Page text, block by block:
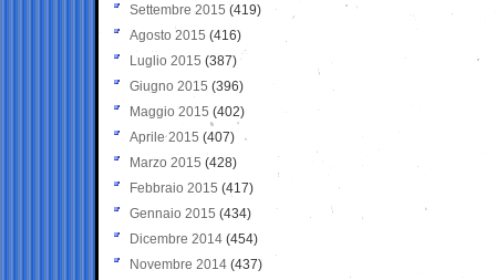
Settembre 2015 (419)
Agosto 2015 (416)
Luglio 2015 (387)
Giugno 2015 (396)
Maggio 2015 (402)
Aprile 2015 (407)
Marzo 2015 (428)
Febbraio 2015 (417)
Gennaio 2015 (434)
Dicembre 2014 (454)
Novembre 2014 (437)